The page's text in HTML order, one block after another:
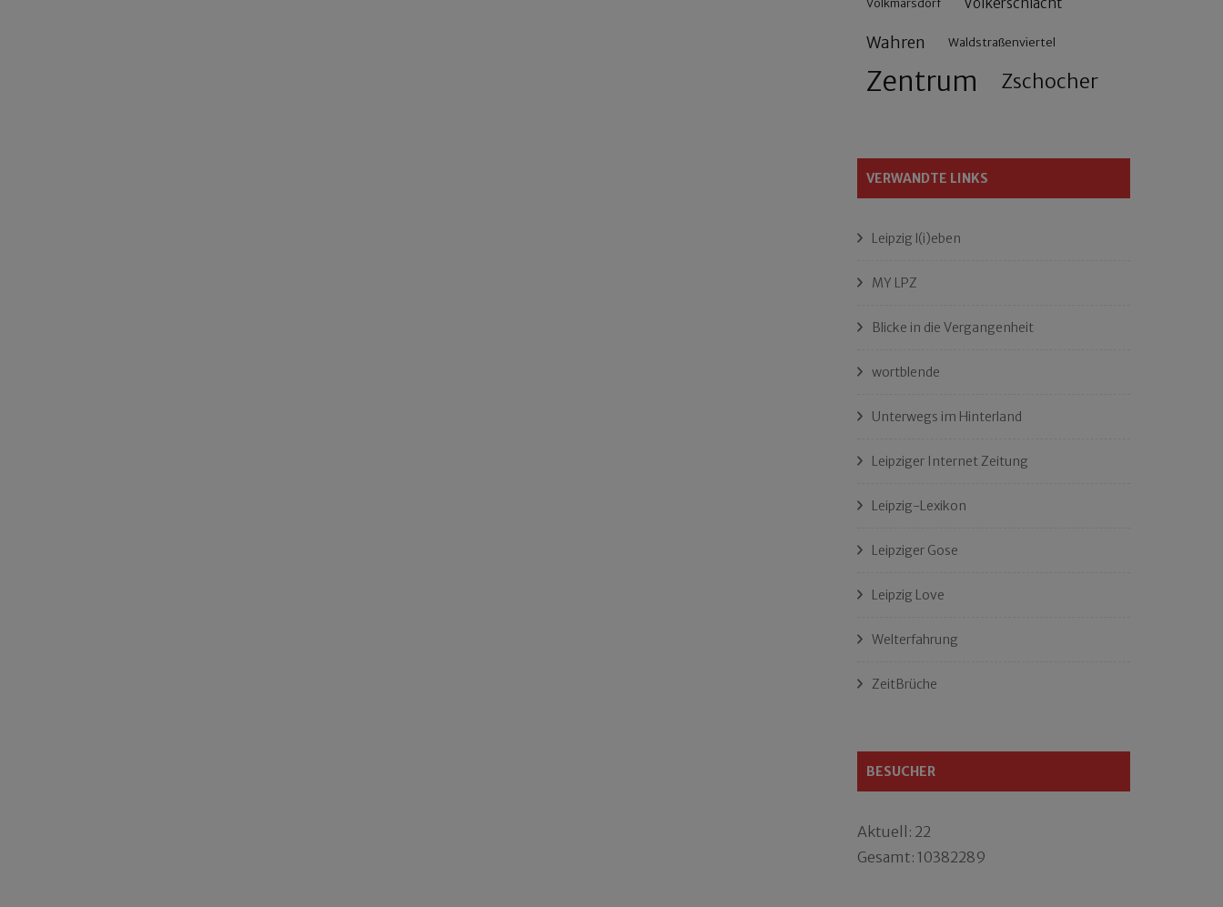
Volkmarsdorf
Wahren Waldstraßenviertel
Zentrum Zschocher
VERWANDTE LINKS
Leipzig l(i)eben
MY LPZ
Blicke in die Vergangenheit
wortblende
Unterwegs im Hinterland
Leipziger Internet Zeitung
Leipzig-Lexikon
Leipziger Gose
Leipzig Love
Welterfahrung
ZeitBrüche
BESUCHER
Aktuell: 22
Gesamt: 10382289